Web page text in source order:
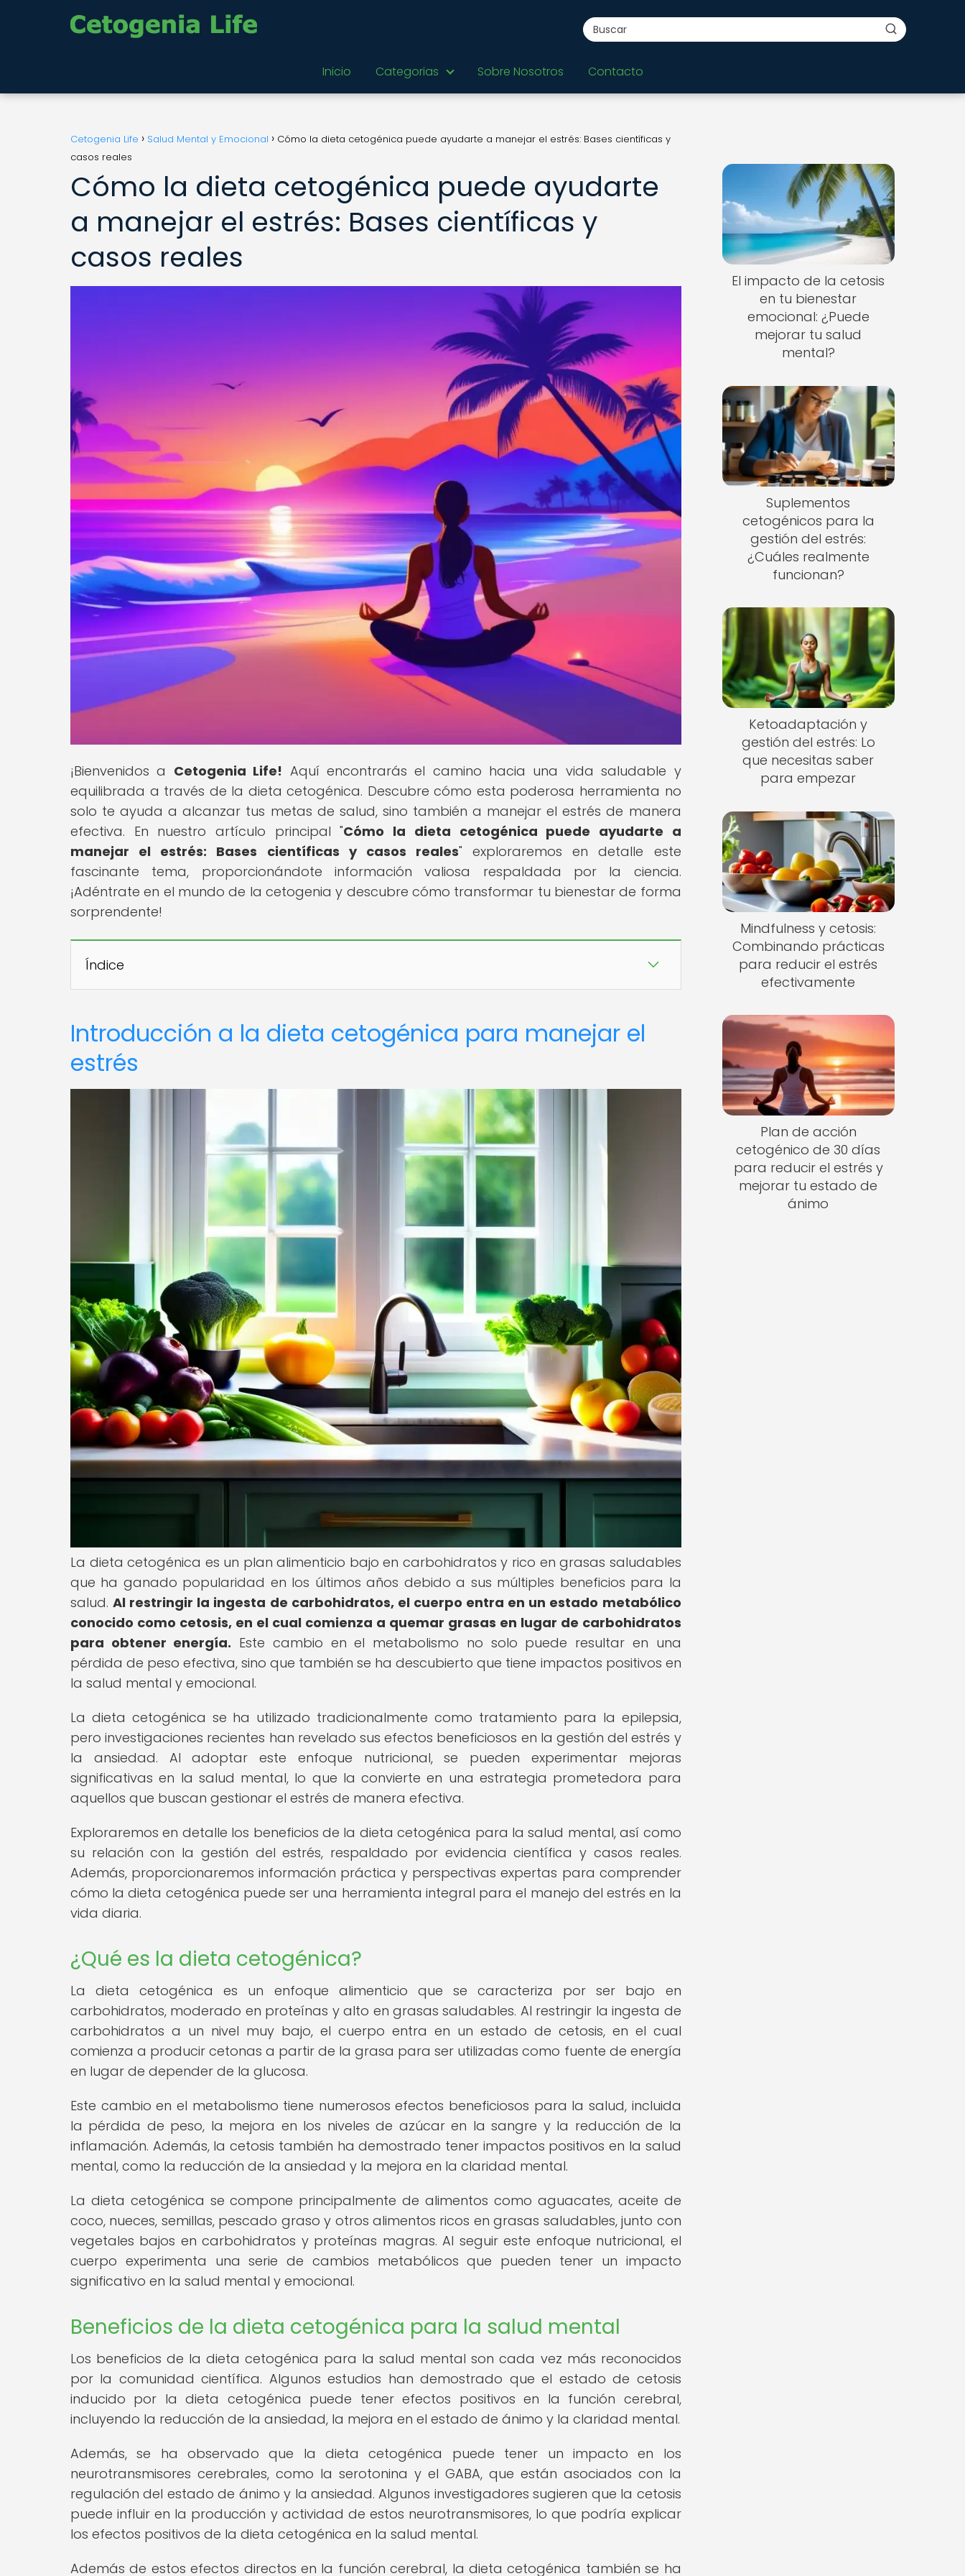
Inicio Categorias Sobre Nosotros Contacto
Cetogenia Life Salud Mental y Emocional
Cómo la dieta cetogénica puede ayudarte a manejar el estrés: Bases científicas y
casos reales
Cómo la dieta cetogénica puede ayudarte
a manejar el estrés: Bases científicas y
casos reales
¡Bienvenidos a Cetogenia Life! Aquí encontrarás el camino hacia una vida saludable y
equilibrada a través de la dieta cetogénica. Descubre cómo esta poderosa herramienta no
solo te ayuda a alcanzar tus metas de salud, sino también a manejar el estrés de manera
efectiva. En nuestro artículo principal "Cómo la dieta cetogénica puede ayudarte a
manejar el estrés: Bases científicas y casos reales" exploraremos en detalle este
fascinante tema, proporcionándote información valiosa respaldada por la ciencia.
¡Adéntrate en el mundo de la cetogenia y descubre cómo transformar tu bienestar de forma
sorprendente!
Índice
Introducción a la dieta cetogénica para manejar el
estrés
La dieta cetogénica es un plan alimenticio bajo en carbohidratos y rico en grasas saludables
que ha ganado popularidad en los últimos años debido a sus múltiples beneficios para la
salud.Al restringir la ingesta de carbohidratos, el cuerpo entra en un estado metabólico
conocido como cetosis, en el cual comienza a quemar grasas en lugar de carbohidratos
para obtener energía. Este cambio en el metabolismo no solo puede resultar en una
pérdida de peso efectiva, sino que también se ha descubierto que tiene impactos positivos en
la salud mental y emocional.
La dieta cetogénica se ha utilizado tradicionalmente como tratamiento para la epilepsia,
pero investigaciones recientes han revelado sus efectos beneficiosos en la gestión del estrés y
la ansiedad. Al adoptar este enfoque nutricional, se pueden experimentar mejoras
significativas en la salud mental, lo que la convierte en una estrategia prometedora para
aquellos que buscan gestionar el estrés de manera efectiva.
Exploraremos en detalle los beneficios de la dieta cetogénica para la salud mental, así como
su relación con la gestión del estrés, respaldado por evidencia científica y casos reales.
Además, proporcionaremos información práctica y perspectivas expertas para comprender
cómo la dieta cetogénica puede ser una herramienta integral para el manejo del estrés en la
vida diaria.
¿Qué es la dieta cetogénica?
La dieta cetogénica es un enfoque alimenticio que se caracteriza por ser bajo en
carbohidratos, moderado en proteínas y alto en grasas saludables. Al restringir la ingesta de
carbohidratos a un nivel muy bajo, el cuerpo entra en un estado de cetosis, en el cual
comienza a producir cetonas a partir de la grasa para ser utilizadas como fuente de energía
en lugar de depender de la glucosa.
Este cambio en el metabolismo tiene numerosos efectos beneficiosos para la salud, incluida
la pérdida de peso, la mejora en los niveles de azúcar en la sangre y la reducción de la
inflamación. Además, la cetosis también ha demostrado tener impactos positivos en la salud
mental, como la reducción de la ansiedad y la mejora en la claridad mental.
La dieta cetogénica se compone principalmente de alimentos como aguacates, aceite de
coco, nueces, semillas, pescado graso y otros alimentos ricos en grasas saludables, junto con
vegetales bajos en carbohidratos y proteínas magras. Al seguir este enfoque nutricional, el
cuerpo experimenta una serie de cambios metabólicos que pueden tener un impacto
significativo en la salud mental y emocional.
Beneficios de la dieta cetogénica para la salud mental
Los beneficios de la dieta cetogénica para la salud mental son cada vez más reconocidos
por la comunidad científica. Algunos estudios han demostrado que el estado de cetosis
inducido por la dieta cetogénica puede tener efectos positivos en la función cerebral,
incluyendo la reducción de la ansiedad, la mejora en el estado de ánimo y la claridad mental.
Además, se ha observado que la dieta cetogénica puede tener un impacto en los
neurotransmisores cerebrales, como la serotonina y el GABA, que están asociados con la
regulación del estado de ánimo y la ansiedad. Algunos investigadores sugieren que la cetosis
puede influir en la producción y actividad de estos neurotransmisores, lo que podría explicar
los efectos positivos de la dieta cetogénica en la salud mental.
Además de estos efectos directos en la función cerebral, la dieta cetogénica también se ha
El impacto de la cetosis
en tu bienestar
emocional: ¿Puede
mejorar tu salud
mental?
Suplementos
cetogénicos para la
gestión del estrés:
¿Cuáles realmente
funcionan?
Ketoadaptación y
gestión del estrés: Lo
que necesitas saber
para empezar
Mindfulness y cetosis:
Combinando prácticas
para reducir el estrés
efectivamente
Plan de acción
cetogénico de 30 días
para reducir el estrés y
mejorar tu estado de
ánimo